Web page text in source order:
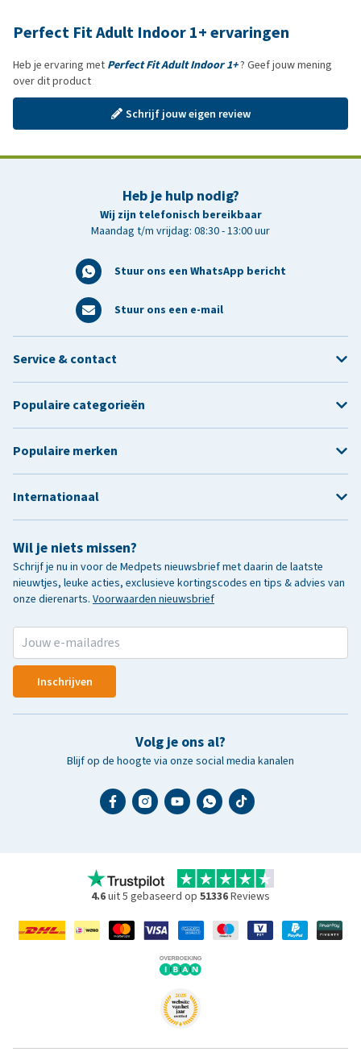
Perfect Fit Adult Indoor 1+ ervaringen
Heb je ervaring met Perfect Fit Adult Indoor 1+? Geef jouw mening
over dit product
Schrijf jouw eigen review
Heb je hulp nodig?
Wij zijn telefonisch bereikbaar
Maandag t/m vrijdag: 08:30 - 13:00 uur
Stuur ons een WhatsApp bericht
Stuur ons een e-mail
Wil je niets missen?
Schrijf je nu in voor de Medpets nieuwsbrief met daarin de laatste
nieuwtjes, leuke acties, exclusieve kortingscodes en tips & advies van
onze dierenarts. Voorwaarden nieuwsbrief
Inschrijven
Volg je ons al?
Blijf op de hoogte via onze social media kanalen
Service & contact
Populaire categorieën
Populaire merken
Internationaal
4.6uit 5 gebaseerd op 51336Reviews